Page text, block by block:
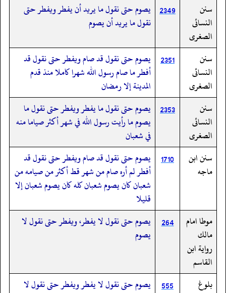
سنن
النسائى
الصغرى
2349 يصوم حتى نقول ما يريد أن يفطر ويفطر حتى
نقول ما يريد أن يصوم
سنن
النسائى
الصغرى
2351
يصوم حتى نقول قد صام ويفطر حتى نقول قد
أفطر ما صام رسول الله شهرا كاملا منذ قدم
المدينة إلا رمضان
سنن
النسائى
الصغرى
2353 يصوم حتى نقول ما يفطر ويفطر حتى نقول ما
يصوم ما رأيت رسول الله في شهر أكثر صياما منه
في شعبان
سنن ابن
ماجه
1710
يصوم حتى نقول قد صام ويفطر حتى نقول قد
أفطر لم أره صام من شهر قط أكثر من صيامه من
شعبان كان يصوم شعبان كله كان يصوم شعبان إلا
قليلا
موطا امام
مالك
رواية ابن
القاسم
264
يصوم حتى نقول لا يفطر، ويفطر حتى نقول لا
يصوم
بلوغ
555
يصوم حتى نقول لا يفطر ويفطر حتى نقول لا